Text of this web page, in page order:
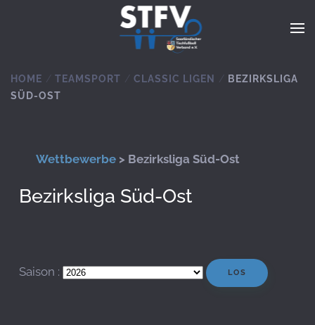
Zum Hauptinhalt springen
HOME TEAMSPORT CLASSIC LIGEN
BEZIRKSLIGA
SÜD-OST
Wettbewerbe > Bezirksliga Süd-Ost
Bezirksliga Süd-Ost
Saison :